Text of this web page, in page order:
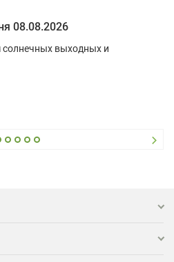
08.08.2026
выходных и